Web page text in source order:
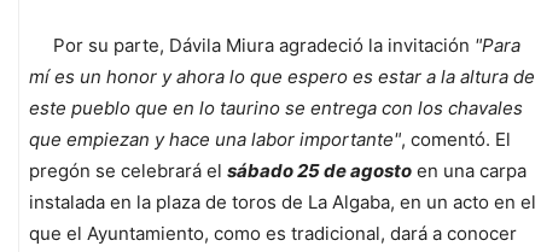
Por su parte, Dávila Miura agradeció la invitación "Para
mí es un honor y ahora lo que espero es estar a la altura de
este pueblo que en lo taurino se entrega con los chavales
que empiezan y hace una labor importante", comentó. El
pregón se celebrará el sábado 25 de agosto en una carpa
instalada en la plaza de toros de La Algaba, en un acto en el
que el Ayuntamiento, como es tradicional, dará a conocer